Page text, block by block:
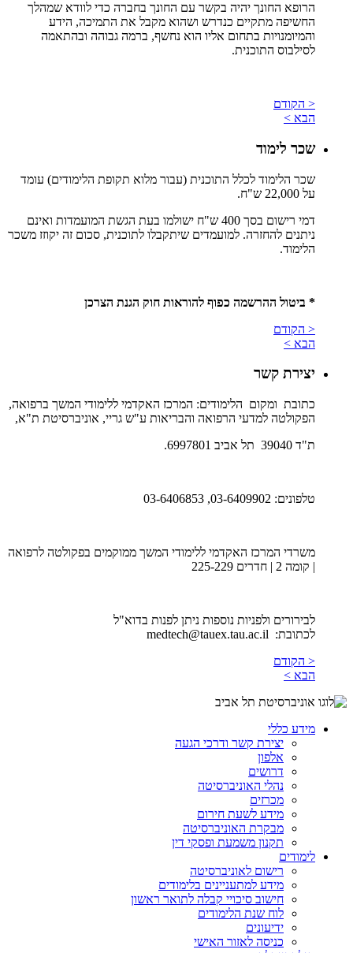
הרופא החונך יהיה בקשר עם החונך בחברה כדי לוודא שמהלך
החשיפה מתקיים כנדרש ושהוא מקבל את התמיכה, הידע
והמיומנויות בתחום אליו הוא נחשף, ברמה גבוהה ובהתאמה
לסילבוס התוכנית.
< הקודם
הבא >
שכר לימוד
שכר הלימוד לכלל התוכנית (עבור מלוא תקופת הלימודים) עומד
על 22,000 ש"ח.
דמי רישום בסך 400 ש"ח ישולמו בעת הגשת המועמדות ואינם
ניתנים להחזרה. למועמדים שיתקבלו לתוכנית, סכום זה יקוזז משכר
הלימוד.
* ביטול ההרשמה כפוף להוראות חוק הגנת הצרכן
< הקודם
הבא >
יצירת קשר
כתובת ומקום הלימודים: המרכז האקדמי ללימודי המשך ברפואה,
הפקולטה למדעי הרפואה והבריאות ע"ש גריי, אוניברסיטת ת"א,
ת"ד 39040 תל אביב 6997801.
טלפונים: 03-6409902, 03-6406853
משרדי המרכז האקדמי ללימודי המשך ממוקמים בפקולטה לרפואה
| קומה 2 | חדרים 225-229
לבירורים ולפניות נוספות ניתן לפנות בדוא"ל
לכתובת: medtech@tauex.tau.ac.il
< הקודם
הבא >
מידע כללי
יצירת קשר ודרכי הגעה
אלפון
דרושים
נהלי האוניברסיטה
מכרזים
מידע לשעת חירום
מבקרת האוניברסיטה
תקנון משמעת ופסקי דין
לימודים
רישום לאוניברסיטה
מידע למתעניינים בלימודים
חישוב סיכויי קבלה לתואר ראשון
לוח שנת הלימודים
ידיעונים
כניסה לאזור האישי